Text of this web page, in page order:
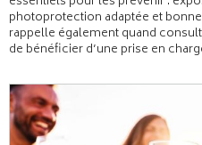
photoprotection adaptée et
rappelle également quand
de bénéficier d’une prise en